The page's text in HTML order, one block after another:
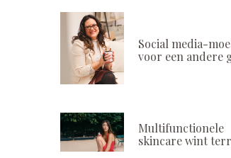
Social media-
voor een andere
Multifunctionele
skincare wint